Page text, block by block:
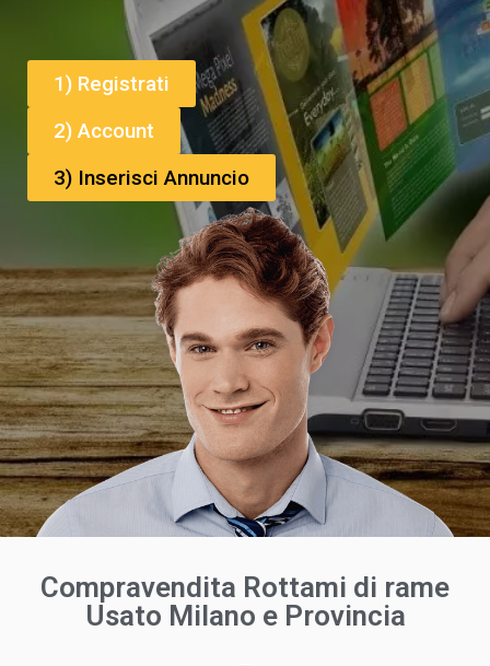
1) Registrati
2) Account
3) Inserisci Annuncio
Compravendita Rottami di rame
Usato Milano e Provincia